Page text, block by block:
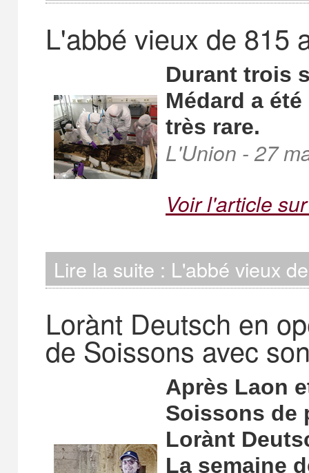
L'abbé vieux de 815
Durant trois
Médard a
très rare.
L'Union - 27
Voir l'article
Lire la suite : L'abbé vieux
Lorànt Deutsch en
de Soissons avec
Après Laon
Soissons de
Lorànt
La semaine